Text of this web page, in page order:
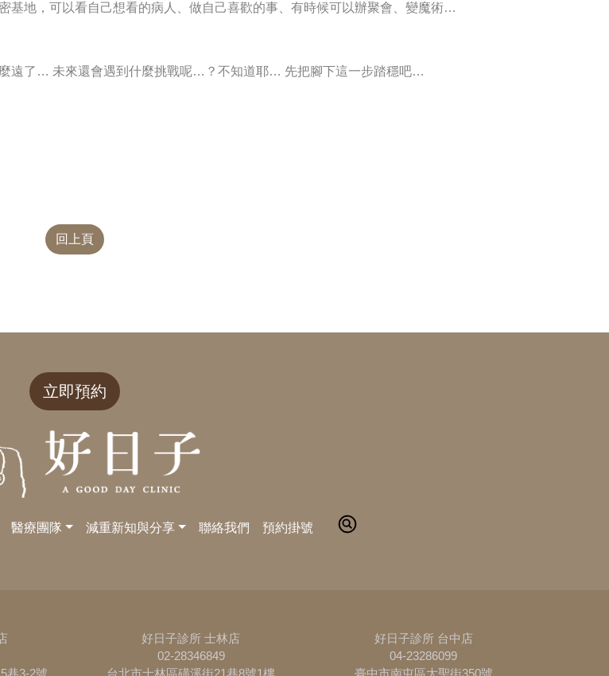
基地，可以看自己想看的病人、做自己喜歡的事、有時候可以辦聚會、變魔術…
遠了… 未來還會遇到什麼挑戰呢…？不知道耶… 先把腳下這一步踏穩吧…
回上頁
立即預約
醫療團隊 減重新知與分享 聯絡我們 預約掛號
巷3-2號
好日子診所 士林店
02-28346849
台北市士林區磺溪街21巷8號1樓
好日子診所 台中店
04-23286099
臺中市南屯區大聖街350號